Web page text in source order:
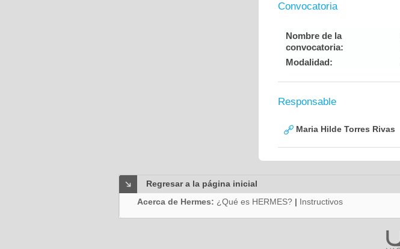
Convocatoria
Nombre de la
convocatoria:
Modalidad:
Responsable
Maria Hilde Torres Rivas
Regresar a la página inicial
Acerca de Hermes: ¿Qué es HERMES? | Instructivos